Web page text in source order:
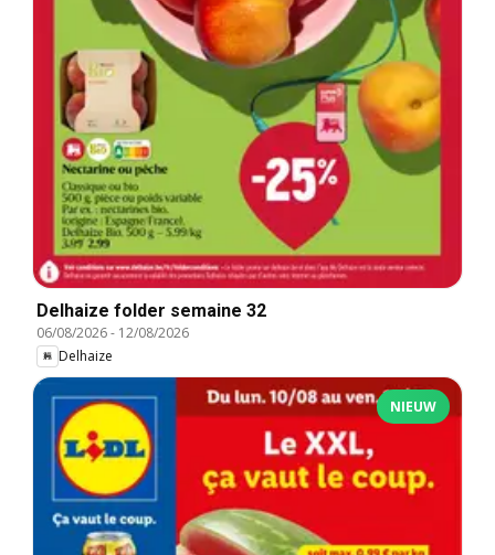
Delhaize folder semaine 32
06/08/2026- 12/08/2026
Delhaize
NIEUW